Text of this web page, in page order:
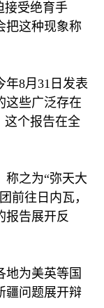
接受绝育手
把这种现象称
年8月 31 日发表
这些广泛存在
这个报告在全
称之为“弥天大
前往日内瓦，
报告展开反
地为美英等国
疆问题展开辩